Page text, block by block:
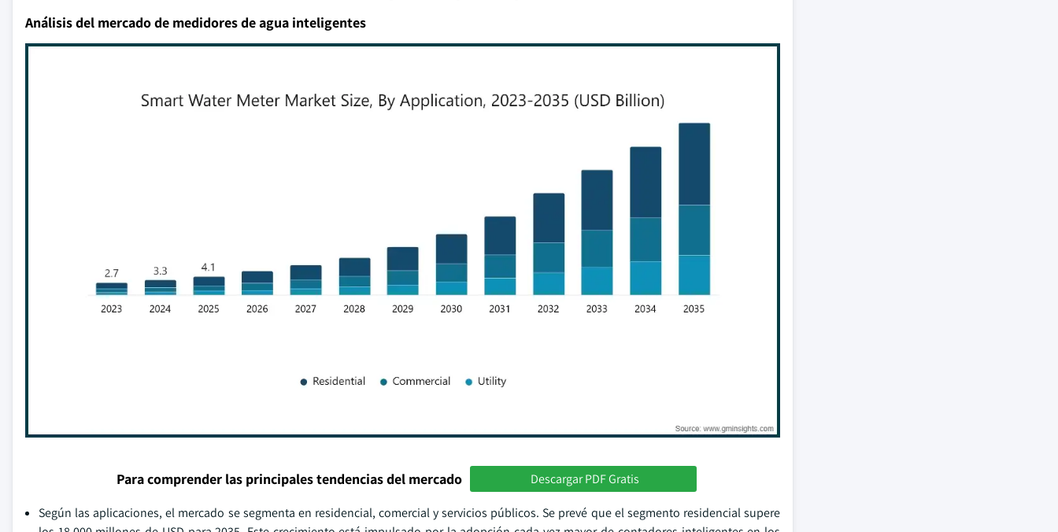
Análisis del mercado de medidores de agua inteligentes
Para comprender las principales tendencias del mercado Descargar PDF Gratis
Según las aplicaciones, el mercado se segmenta en residencial, comercial y servicios públicos. Se prevé que el segmento residencial supere